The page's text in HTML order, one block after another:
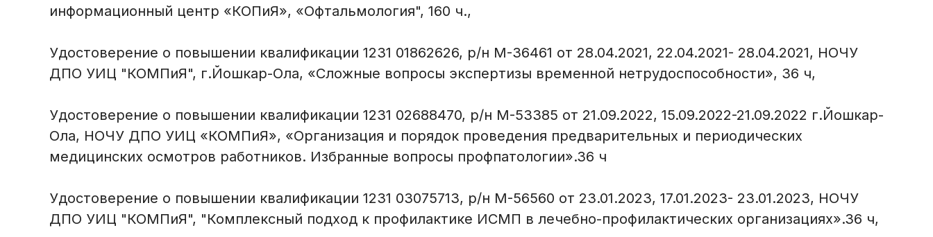
информационный центр «КОПиЯ», «Офтальмология", 160 ч.,
Удостоверение о повышении квалификации 1231 01862626, р/н М-36461 от 28.04.2021, 22.04.2021- 28.04.2021, НОЧУ
ДПО УИЦ "КОМПиЯ", г.Йошкар-Ола, «Сложные вопросы экспертизы временной нетрудоспособности», 36 ч,
Удостоверение о повышении квалификации 1231 02688470, р/н М-53385 от 21.09.2022, 15.09.2022-21.09.2022 г.Йошкар-
Ола, НОЧУ ДПО УИЦ «КОМПиЯ», «Организация и порядок проведения предварительных и периодических
медицинских осмотров работников. Избранные вопросы профпатологии».36 ч
Удостоверение о повышении квалификации 1231 03075713, р/н М-56560 от 23.01.2023, 17.01.2023- 23.01.2023, НОЧУ
ДПО УИЦ "КОМПиЯ", "Комплексный подход к профилактике ИСМП в лечебно-профилактических организациях».36 ч,